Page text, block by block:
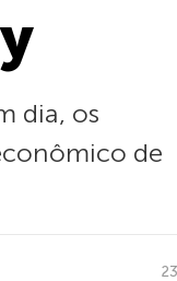
dia, os
de